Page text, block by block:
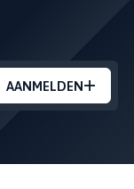
AANMELDEN